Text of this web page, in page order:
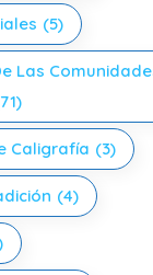
(5)
Las
Caligrafía (3)
(4)